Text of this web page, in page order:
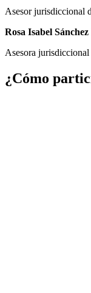
Asesor jurisdiccional
Rosa Isabel Sánchez
Asesora
¿Cómo